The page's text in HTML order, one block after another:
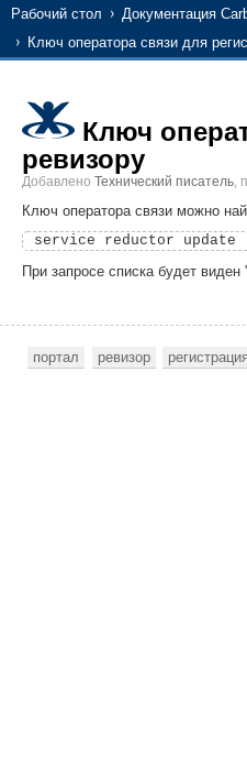
Рабочий стол Документация
Ключ оператора связи для
Ключ
ревизору
Добавлено Технический писатель,
Ключ оператора связи можно
При запросе списка будет
портал ревизор регистрация